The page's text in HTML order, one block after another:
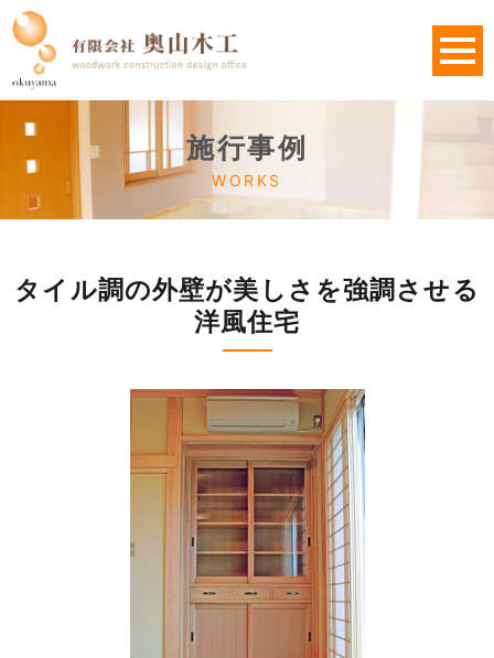
施行事例
WORKS
タイル調の外壁が美しさを強調させる
洋風住宅